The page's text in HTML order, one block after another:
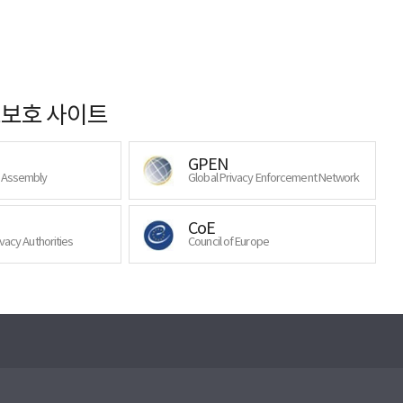
호 사이트
GPEN
Global Privacy Enforcement Network
Authorities
CoE
Council of Europe